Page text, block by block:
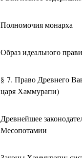
Полномочия монарха
Образ идеального
§ 7. Право Древнего
царя Хаммурапи)
Древнейшее
Месопотамии